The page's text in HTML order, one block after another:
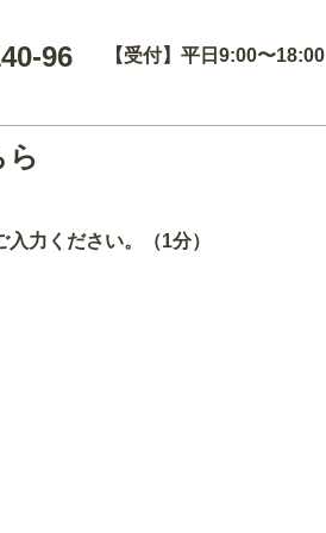
96 【受付】平日9:00〜18:00
力ください。（1分）